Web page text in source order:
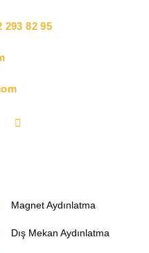
293 82 95
Magnet Aydınlatma
Dış Mekan Aydınlatma